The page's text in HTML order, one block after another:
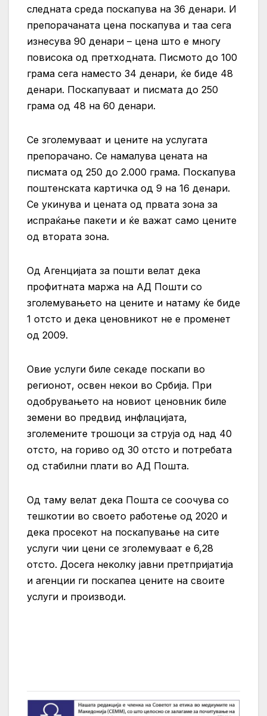
следната среда поскапува на 36 денари. И
препорачаната цена поскапува и таа сега
изнесува 90 денари – цена што е многу
повисока од претходната. Писмото до 100
грама сега наместо 34 денари, ќе биде 48
денари. Поскапуваат и писмата до 250
грама од 48 на 60 денари.
Се зголемуваат и цените на услугата
препорачано. Се намалува цената на
писмата од 250 до 2.000 грама. Поскапува
поштенската картичка од 9 на 16 денари.
Се укинува и цената од првата зона за
испраќање пакети и ќе важат само цените
од втората зона.
Од Агенцијата за пошти велат дека
профитната маржа на АД Пошти со
зголемувањето на цените и натаму ќе биде
1 отсто и дека ценовникот не е променет
од 2009.
Овие услуги биле секаде поскапи во
регионот, освен некои во Србија. При
одобрувањето на новиот ценовник биле
земени во предвид инфлацијата,
зголемените трошоци за струја од над 40
отсто, на гориво од 30 отсто и потребата
од стабилни плати во АД Пошта.
Од таму велат дека Пошта се соочува со
тешкотии во своето работење од 2020 и
дека просекот на поскапување на сите
услуги чии цени се зголемуваат е 6,28
отсто. Досега неколку јавни претпријатија
и агенции ги поскапеа цените на своите
услуги и производи.